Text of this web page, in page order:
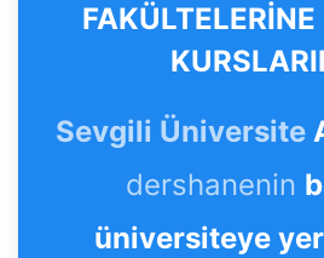
Sevgili Üniversite
dershanenin
üniversiteye